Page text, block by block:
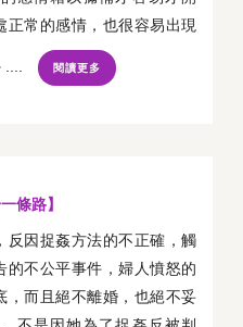
常的感情，也很容易出現
.... 閱讀更多
條路】
反因捉姦方法的不正確，觸
的不公平事件，婦人憤怒的
，而且絕不離婚，也絕不妥